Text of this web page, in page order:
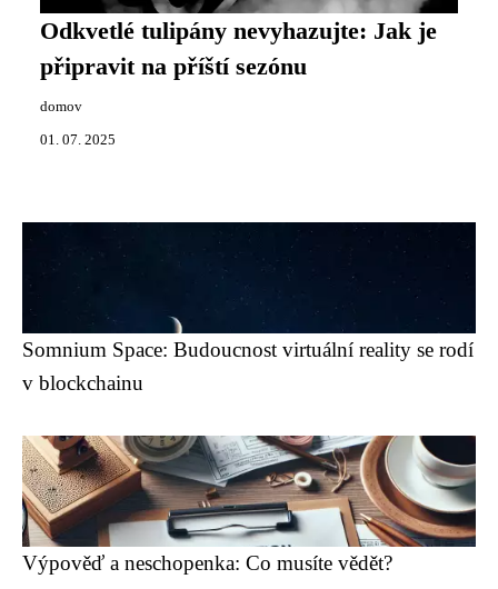
Odkvetlé tulipány nevyhazujte: Jak je
připravit na příští sezónu
domov
01. 07. 2025
Somnium Space: Budoucnost virtuální reality se rodí
v blockchainu
Výpověď a neschopenka: Co musíte vědět?